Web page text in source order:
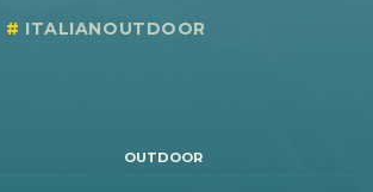
ITALIANOUTDOOR
OUTDOOR